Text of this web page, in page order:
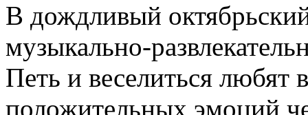
В дождливый
музыкально-
Петь и веселиться любят
положительных эмоций